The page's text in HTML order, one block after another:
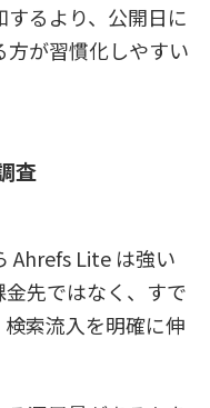
るより、公開日に
が習慣化しやすい
査
Ahrefs Lite は強い
先ではなく、すで
索流入を明確に伸